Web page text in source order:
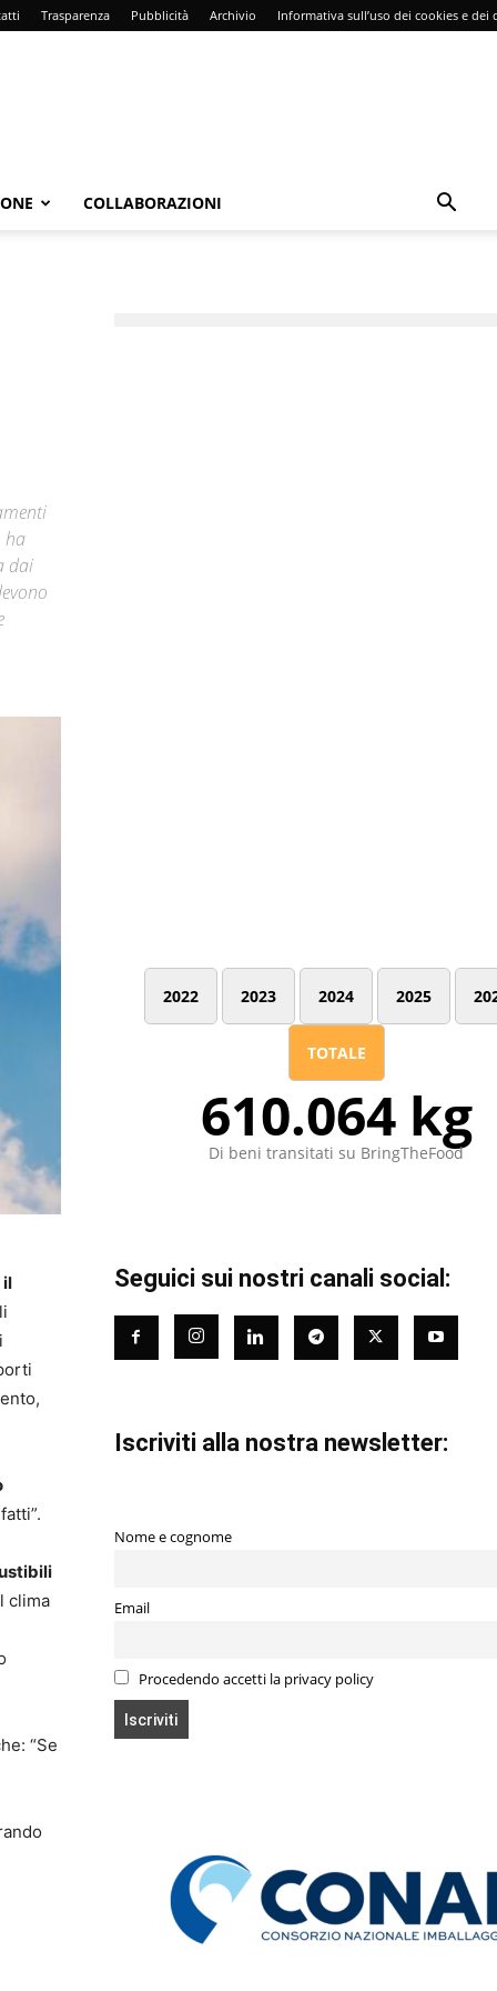
Trasparenza Pubblicità Archivio Informativa sull’uso dei cookies e dei
COLLABORAZIONI
ha
dai
il
clima
“Se
2022 2023 2024 2025
TOTALE
610.064 kg
Di beni transitati su BringTheFood
Seguici sui nostri canali social:
Iscriviti alla nostra newsletter:
Nome e cognome
Email
Procedendo accetti la privacy policy